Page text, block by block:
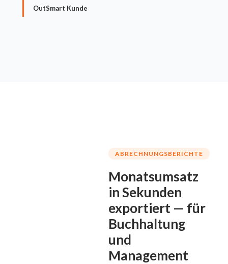
OutSmart Kunde
ABRECHNUNGSBERICHTE
Monatsumsatz
in Sekunden
exportiert — für
Buchhaltung
und
Management